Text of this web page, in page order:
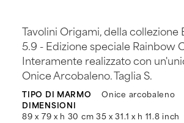
Tavolini Origami, della collezione
5.9 - Edizione speciale Rainbow
Interamente realizzato con
Onice Arcobaleno. Taglia S.
TIPO DI MARMO
Onice arcobaleno
DIMENSIONI
89 x 79 x h 30 cm 35 x 31.1 x h 11.8 inch